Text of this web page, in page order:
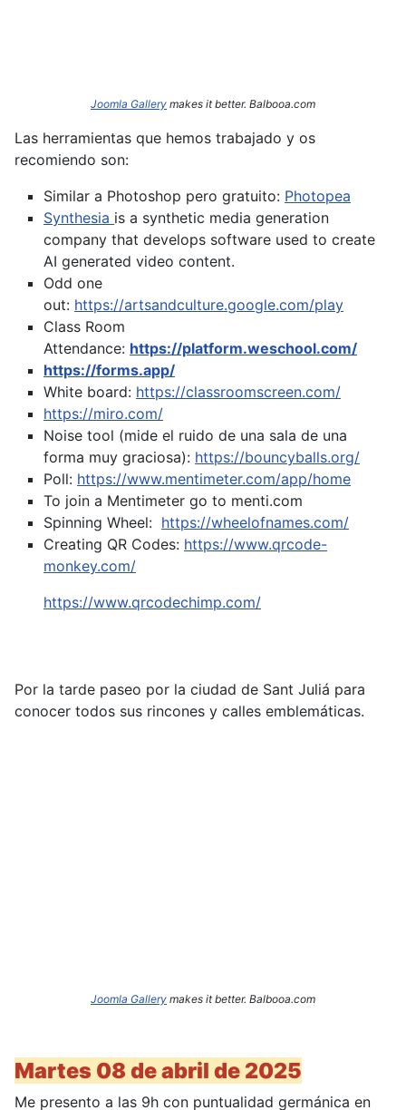
Joomla Gallery makes it better. Balbooa.com
Las herramientas que hemos trabajado y os
recomiendo son:
Similar a Photoshop pero gratuito: Photopea
Synthesia is a synthetic media generation
company that develops software used to create
AI generated video content.
Odd one
out: https://artsandculture.google.com/play
Class Room
Attendance: https://platform.weschool.com/
https://forms.app/
White board: https://classroomscreen.com/
https://miro.com/
Noise tool (mide el ruido de una sala de una
forma muy graciosa): https://bouncyballs.org/
Poll: https://www.mentimeter.com/app/home
To join a Mentimeter go to menti.com
Spinning Wheel: https://wheelofnames.com/
Creating QR Codes: https://www.qrcode-
monkey.com/
https://www.qrcodechimp.com/
Por la tarde paseo por la ciudad de Sant Juliá para
conocer todos sus rincones y calles emblemáticas.
Joomla Gallery makes it better. Balbooa.com
Martes 08 de abril de 2025
Me presento a las 9h con puntualidad germánica en